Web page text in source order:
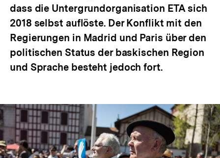
dass die Untergrundorganisation ETA sich
2018 selbst auflöste. Der Konflikt mit den
Regierungen in Madrid und Paris über den
politischen Status der baskischen Region
und Sprache besteht jedoch fort.